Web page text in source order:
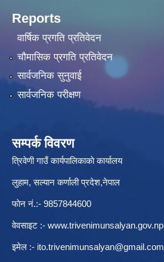
Reports
वार्षिक प्रगति प्रतिवेदन
चौमासिक प्रगति प्रतिवेदन
सार्वजनिक सुनुवाई
सार्वजनिक परीक्षण
सम्पर्क विवरण
त्रिवेणी गाउँ कार्यपालिकाकाे कार्यालय
लुहाम, सल्यान कर्णाली प्रदेश,नेपाल
फाेन नं.:- 9857844600
वेवसाइट :- www.trivenimunsalyan.gov.np
इमेल :- ito.trivenimunsalyan@gmail.com